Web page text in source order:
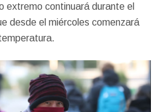
extremo continuará durante el
desde el miércoles comenzará